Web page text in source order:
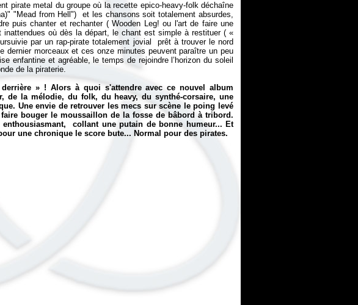
pirate metal du groupe où la recette epico-heavy-folk déchaîne
"Mead from Hell") et les chansons soit totalement absurdes,
puis chanter et rechanter ( Wooden Leg! ou l'art de faire une
où dès la départ, le chant est simple à restituer ( «
par un rap-pirate totalement jovial prêt à trouver le nord
dernier morceaux et ces onze minutes peuvent paraître un peu
enfantine et agréable, le temps de rejoindre l’horizon du soleil
de la piraterie.
» ! Alors à quoi s'attendre avec ce nouvel album
de la mélodie, du folk, du heavy, du synthé-corsaire, une
Une envie de retrouver les mecs sur scène le poing levé
bouger le moussaillon de la fosse de bâbord à tribord.
collant une putain de bonne humeur... Et
une chronique le score bute... Normal pour des pirates.